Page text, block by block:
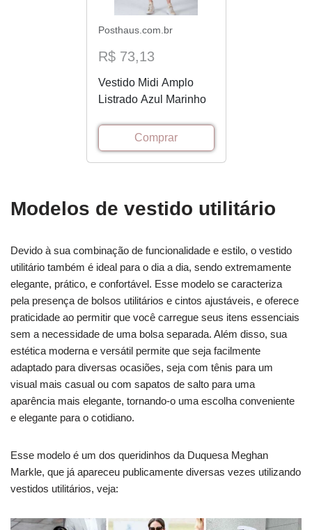
Posthaus.com.br
R$ 73,13
Vestido Midi Amplo
Listrado Azul Marinho
Comprar
Modelos de vestido utilitário
Devido à sua combinação de funcionalidade e estilo, o vestido
utilitário também é ideal para o dia a dia, sendo extremamente
elegante, prático, e confortável. Esse modelo se caracteriza
pela presença de bolsos utilitários e cintos ajustáveis, e oferece
praticidade ao permitir que você carregue seus itens essenciais
sem a necessidade de uma bolsa separada. Além disso, sua
estética moderna e versátil permite que seja facilmente
adaptado para diversas ocasiões, seja com tênis para um
visual mais casual ou com sapatos de salto para uma
aparência mais elegante, tornando-o uma escolha conveniente
e elegante para o cotidiano.
Esse modelo é um dos queridinhos da Duquesa Meghan
Markle, que já apareceu publicamente diversas vezes utilizando
vestidos utilitários, veja: